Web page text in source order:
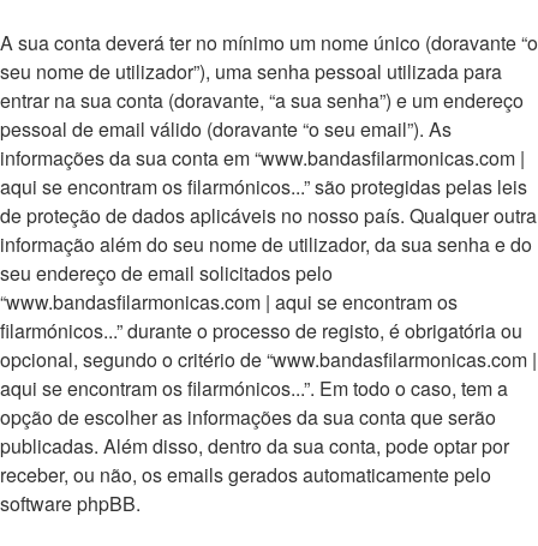
A sua conta deverá ter no mínimo um nome único (doravante “o
seu nome de utilizador”), uma senha pessoal utilizada para
entrar na sua conta (doravante, “a sua senha”) e um endereço
pessoal de email válido (doravante “o seu email”). As
informações da sua conta em “www.bandasfilarmonicas.com |
aqui se encontram os filarmónicos...” são protegidas pelas leis
de proteção de dados aplicáveis no nosso país. Qualquer outra
informação além do seu nome de utilizador, da sua senha e do
seu endereço de email solicitados pelo
“www.bandasfilarmonicas.com | aqui se encontram os
filarmónicos...” durante o processo de registo, é obrigatória ou
opcional, segundo o critério de “www.bandasfilarmonicas.com |
aqui se encontram os filarmónicos...”. Em todo o caso, tem a
opção de escolher as informações da sua conta que serão
publicadas. Além disso, dentro da sua conta, pode optar por
receber, ou não, os emails gerados automaticamente pelo
software phpBB.